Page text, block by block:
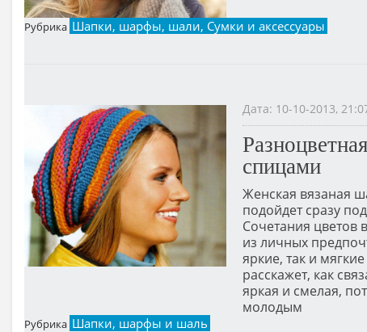
Рубрика Шапки, шарфы, шали, Сумки и аксессуары
Дата: 10-10-2013,
спицами
Женская вязаная
подойдет сразу
Сочетания цветов
из личных
яркие, так и
расскажет, как
яркая и смелая,
молодым
Рубрика Шапки, шарфы и шаль